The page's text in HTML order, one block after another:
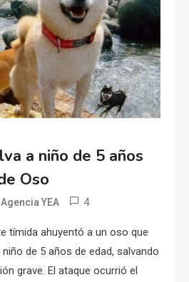
a niño de 5 años
Oso
Agencia YEA 4
tímida ahuyentó a un oso que
de 5 años de edad, salvando
grave. El ataque ocurrió el